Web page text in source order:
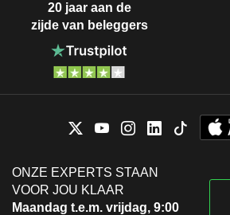
20 jaar aan de
zijde van beleggers
ONZE EXPERTS STAAN
VOOR JOU KLAAR
Maandag t.e.m. vrijdag, 9:00